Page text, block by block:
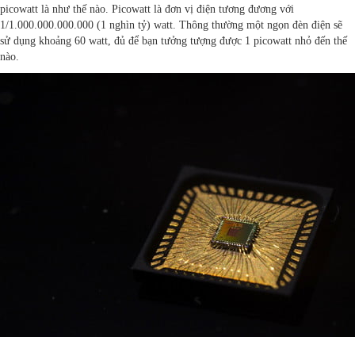
picowatt là như thế nào. Picowatt là đơn vị điện tương đương với
1/1.000.000.000.000 (1 nghìn tỷ) watt. Thông thường một ngọn đèn điện sẽ
sử dụng khoảng 60 watt, đủ để bạn tưởng tượng được 1 picowatt nhỏ đến thế
nào.